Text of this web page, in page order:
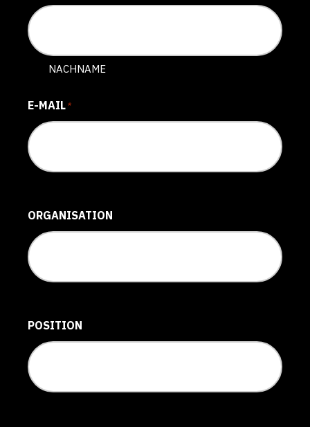
NACHNAME
E-MAIL*
ORGANISATION
POSITION